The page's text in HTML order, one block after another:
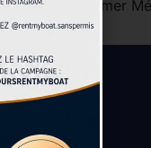
située entre mer